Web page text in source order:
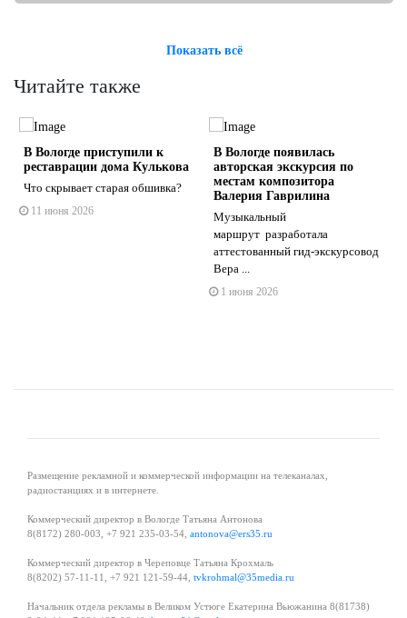
Показать всё
Читайте также
В Вологде приступили к
реставрации дома Кулькова
Что скрывает старая обшивка?
11 июня 2026
В Вологде появилась
авторская экскурсия по
местам композитора
Валерия Гаврилина
Музыкальный
маршрут разработала
аттестованный гид-экскурсовод
Вера ...
1 июня 2026
Размещение рекламной и коммерческой информации на телеканалах,
радиостанциях и в интернете.
Коммерческий директор в Вологде Татьяна Антонова
8(8172) 280-003, +7 921 235-03-54, antonova@ers35.ru
Коммерческий директор в Череповце Татьяна Крохмаль
8(8202) 57-11-11, +7 921 121-59-44, tvkrohmal@35media.ru
Начальник отдела рекламы в Великом Устюге Екатерина Вьюжанина 8(81738)